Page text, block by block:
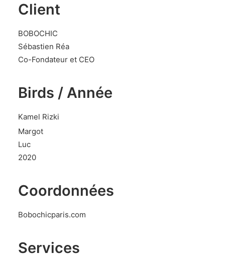
Client
BOBOCHIC
Sébastien Réa
Co-Fondateur et CEO
Birds / Année
Kamel Rizki
Margot
Luc
2020
Coordonnées
Bobochicparis.com
Services